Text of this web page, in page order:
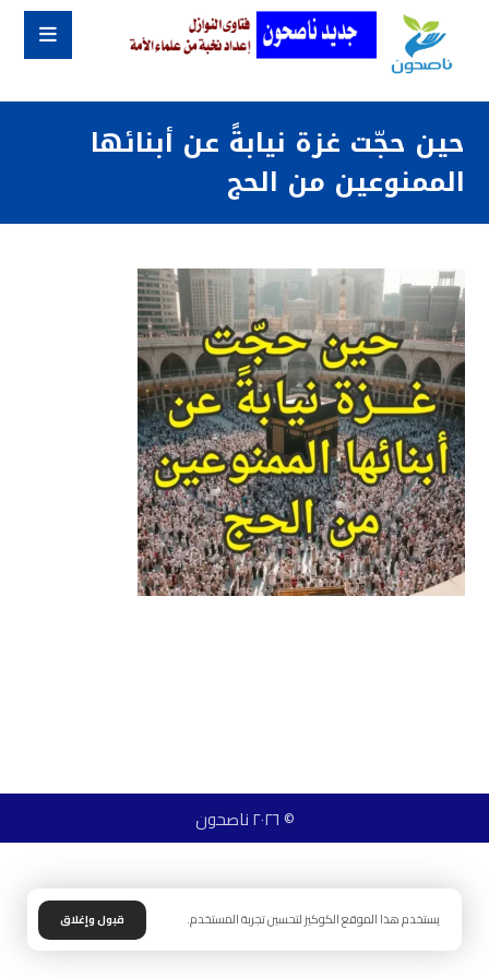
حين حجّت غزة نيابةً عن أبنائها
الممنوعين من الحج
© ٢٠٢٦ ناصحون
يستخدم هذا الموقع الكوكيز لتحسين تجربة المستخدم. قبول وإغلاق